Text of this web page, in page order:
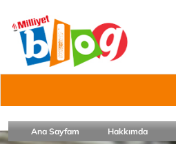
Ana Sayfam Hakkımda